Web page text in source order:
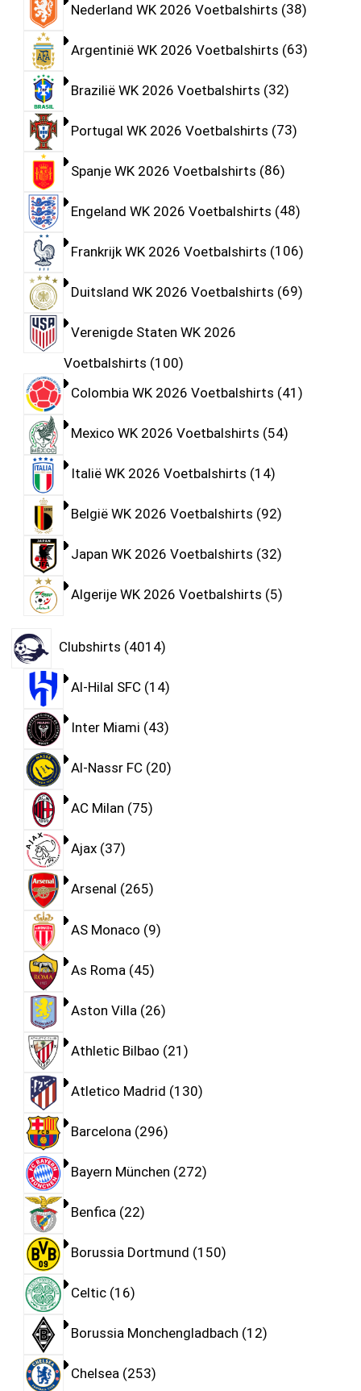
Nederland WK 2026 Voetbalshirts 38
Argentinië WK 2026 Voetbalshirts 63
Brazilië WK 2026 Voetbalshirts 32
Portugal WK 2026 Voetbalshirts 73
Spanje WK 2026 Voetbalshirts 86
Engeland WK 2026 Voetbalshirts 48
Frankrijk WK 2026 Voetbalshirts 106
Duitsland WK 2026 Voetbalshirts 69
Verenigde Staten WK 2026
Voetbalshirts 100
Colombia WK 2026 Voetbalshirts 41
Mexico WK 2026 Voetbalshirts 54
Italië WK 2026 Voetbalshirts 14
België WK 2026 Voetbalshirts 92
Japan WK 2026 Voetbalshirts 32
Algerije WK 2026 Voetbalshirts 5
Clubshirts 4014
Al-Hilal SFC 14
Inter Miami 43
Al-Nassr FC 20
AC Milan 75
Ajax 37
Arsenal 265
AS Monaco 9
As Roma 45
Aston Villa 26
Athletic Bilbao 21
Atletico Madrid 130
Barcelona 296
Bayern München 272
Benfica 22
Borussia Dortmund 150
Celtic 16
Borussia Monchengladbach 12
Chelsea 253